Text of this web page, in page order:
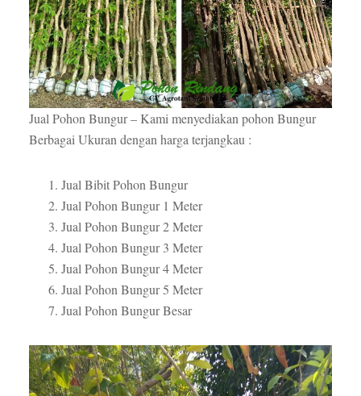
Jual Pohon Bungur – Kami menyediakan pohon Bungur
Berbagai Ukuran dengan harga terjangkau :
Jual Bibit Pohon Bungur
Jual Pohon Bungur 1 Meter
Jual Pohon Bungur 2 Meter
Jual Pohon Bungur 3 Meter
Jual Pohon Bungur 4 Meter
Jual Pohon Bungur 5 Meter
Jual Pohon Bungur Besar